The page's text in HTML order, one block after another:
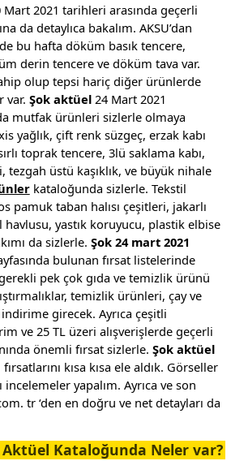
Mart 2021 tarihleri arasında geçerli
da detaylıca bakalım. AKSU’dan
bu hafta döküm basık tencere,
derin tencere ve döküm tava var.
olup tepsi hariç diğer ürünlerde
var. Şok aktüel24 Mart 2021
mutfak ürünleri sizlerle olmaya
yağlık, çift renk süzgeç, erzak kabı
toprak tencere, 3lü saklama kabı,
tezgah üstü kaşıklık, ve büyük nihale
kataloğunda sizlerle. Tekstil
pamuk taban halısı çeşitleri, jakarlı
havlusu, yastık koruyucu, plastik elbise
da sizlerle. Şok 24 mart 2021
bulunan fırsat listelerinde
pek çok gıda ve temizlik ürünü
temizlik ürünleri, çay ve
girecek. Ayrıca çeşitli
ve 25 TL üzeri alışverişlerde geçerli
önemli fırsat sizlerle. Şok aktüel
fırsatlarını kısa kısa ele aldık. Görseller
incelemeler yapalım. Ayrıca ve son
tr ‘den en doğru ve net detayları da
Aktüel Kataloğunda Neler var?